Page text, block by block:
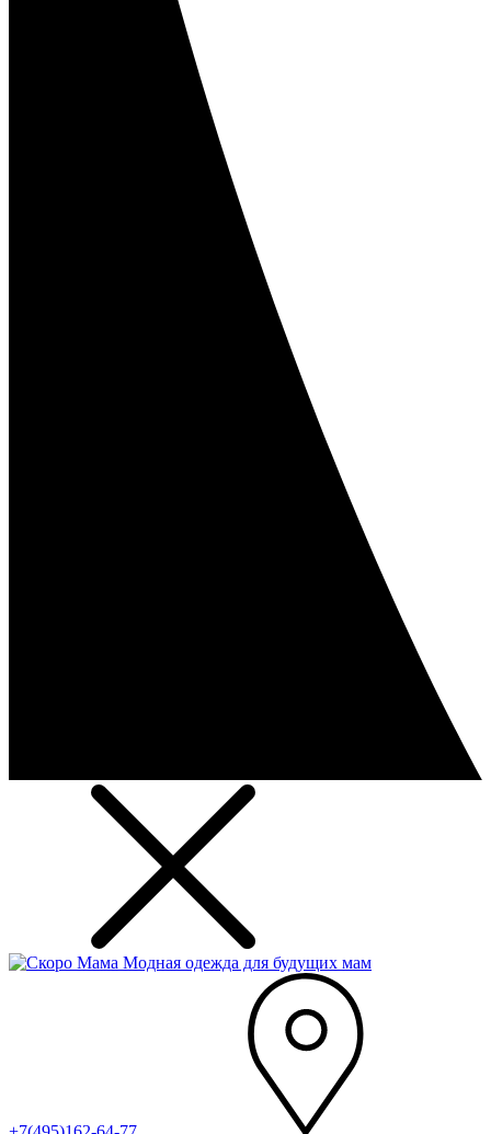
Модная одежда для будущих мам